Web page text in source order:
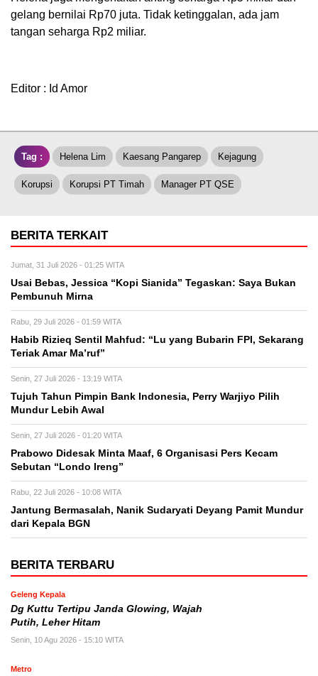
gelang bernilai Rp70 juta. Tidak ketinggalan, ada jam
tangan seharga Rp2 miliar.
Editor : Id Amor
Tag : Helena Lim Kaesang Pangarep Kejagung
Korupsi Korupsi PT Timah Manager PT QSE
BERITA TERKAIT
Jumat, 31 Juli 2026 - 01:25 WITA
Usai Bebas, Jessica “Kopi Sianida” Tegaskan: Saya Bukan
Pembunuh Mirna
Rabu, 29 Juli 2026 - 01:59 WITA
Habib Rizieq Sentil Mahfud: “Lu yang Bubarin FPI, Sekarang
Teriak Amar Ma’ruf”
Senin, 27 Juli 2026 - 13:19 WITA
Tujuh Tahun Pimpin Bank Indonesia, Perry Warjiyo Pilih
Mundur Lebih Awal
Senin, 27 Juli 2026 - 01:20 WITA
Prabowo Didesak Minta Maaf, 6 Organisasi Pers Kecam
Sebutan “Londo Ireng”
Rabu, 22 Juli 2026 - 10:08 WITA
Jantung Bermasalah, Nanik Sudaryati Deyang Pamit Mundur
dari Kepala BGN
BERITA TERBARU
Geleng Kepala
Dg Kuttu Tertipu Janda Glowing, Wajah
Putih, Leher Hitam
Senin, 10 Agu 2026 - 15:10 WITA
Metro